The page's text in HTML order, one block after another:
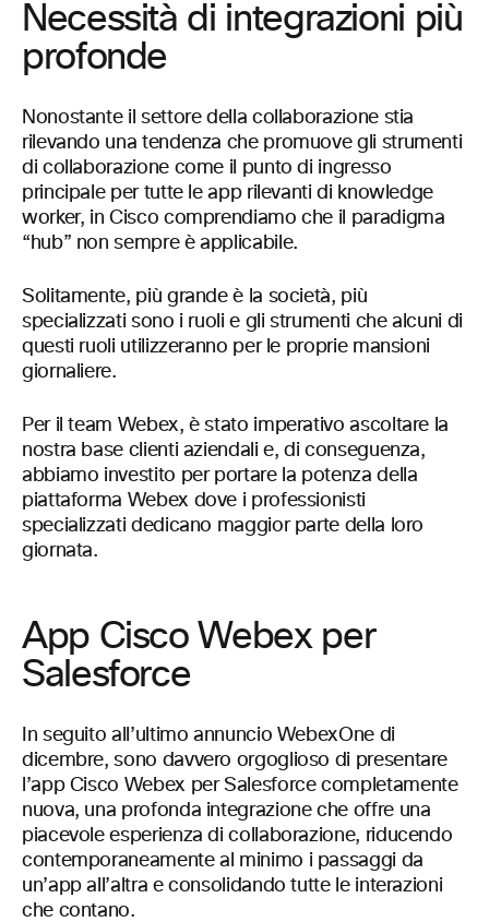
Necessità di integrazioni più
profonde
Nonostante il settore della collaborazione stia
rilevando una tendenza che promuove gli strumenti
di collaborazione come il punto di ingresso
principale per tutte le app rilevanti di knowledge
worker, in Cisco comprendiamo che il paradigma
“hub” non sempre è applicabile.
Solitamente, più grande è la società, più
specializzati sono i ruoli e gli strumenti che alcuni di
questi ruoli utilizzeranno per le proprie mansioni
giornaliere.
Per il team Webex, è stato imperativo ascoltare la
nostra base clienti aziendali e, di conseguenza,
abbiamo investito per portare la potenza della
piattaforma Webex dove i professionisti
specializzati dedicano maggior parte della loro
giornata.
App Cisco Webex per
Salesforce
In seguito all’ultimo annuncio WebexOne di
dicembre, sono davvero orgoglioso di presentare
l’app Cisco Webex per Salesforce completamente
nuova, una profonda integrazione che offre una
piacevole esperienza di collaborazione, riducendo
contemporaneamente al minimo i passaggi da
un’app all’altra e consolidando tutte le interazioni
che contano.